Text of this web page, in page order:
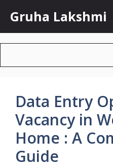
content
Gruha Lakshmi
Data Entry
Vacancy in
Home : A
Guide